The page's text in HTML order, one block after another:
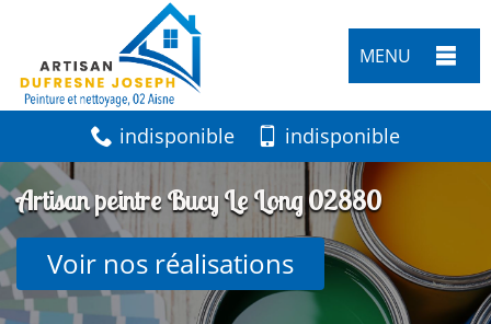
MENU
indisponible indisponible
Artisan peintre Bucy Le Long 02880
Voir nos réalisations